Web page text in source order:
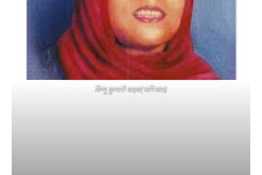
विष्णु कुमारी वाइबा(पारिजात)